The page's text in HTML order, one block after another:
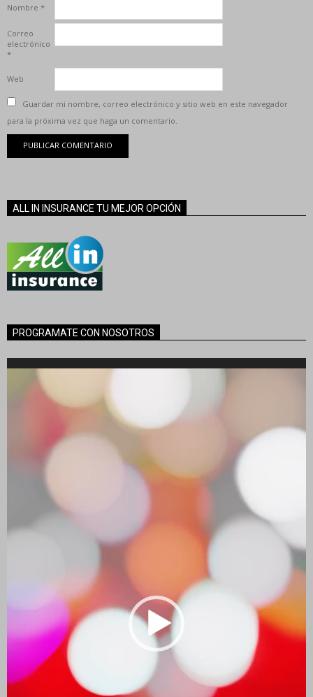
Nombre *
Correo
electrónico
*
Web
Guardar mi nombre, correo electrónico y sitio web en este navegador
para la próxima vez que haga un comentario.
ALL IN INSURANCE TU MEJOR OPCIÓN
PROGRAMATE CON NOSOTROS